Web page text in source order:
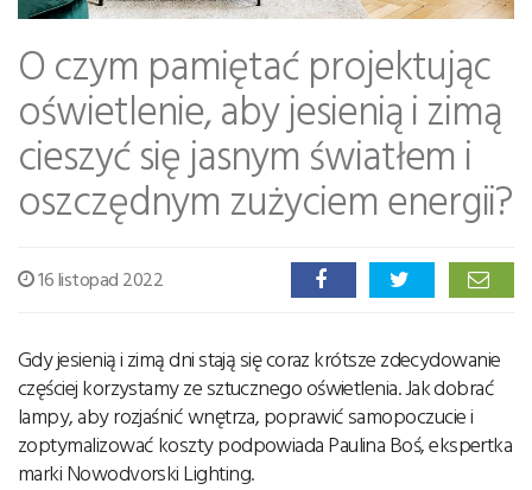
O czym pamiętać projektując
oświetlenie, aby jesienią i zimą
cieszyć się jasnym światłem i
oszczędnym zużyciem energii?
16 listopad 2022
Gdy jesienią i zimą dni stają się coraz krótsze zdecydowanie
częściej korzystamy ze sztucznego oświetlenia. Jak dobrać
lampy, aby rozjaśnić wnętrza, poprawić samopoczucie i
zoptymalizować koszty podpowiada Paulina Boś, ekspertka
marki Nowodvorski Lighting.